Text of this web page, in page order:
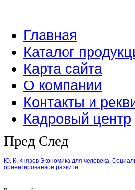
Главная
Каталог
Карта сайта
О компании
Контакты и
Кадровый центр
Пред След
Ю. К. Князев Экономика для человека.
ориентированное развити…